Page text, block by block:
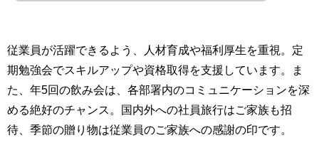
従業員が活躍できるよう、人材育成や福利厚生を重視。定
期勉強会でスキルアップや資格取得を支援しています。ま
た、年5回の飲み会は、各部署内のコミュニケーションを深
める絶好のチャンス。国内外への社員旅行はご家族も招
待、季節の贈り物は従業員のご家族への感謝の印です。